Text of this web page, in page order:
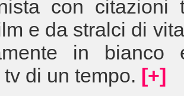
con citazioni
e da stralci di
in bianco
di un tempo. [+]